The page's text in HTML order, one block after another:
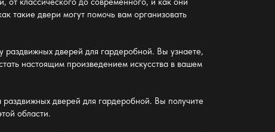
такие двери могут помочь вам организовать
раздвижных дверей для гардеробной. Вы узнаете,
настоящим произведением искусства в вашем
раздвижных дверей для гардеробной. Вы получите
области.